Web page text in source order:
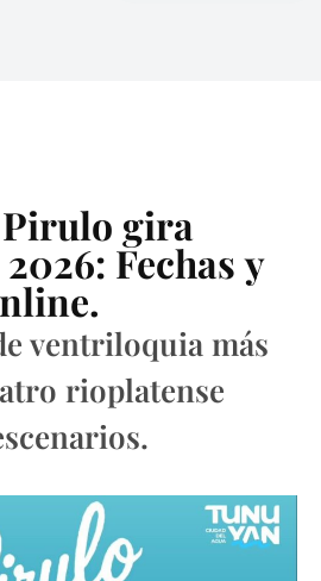
Pirulo gira
Fechas y
ventriloquia más
rioplatense